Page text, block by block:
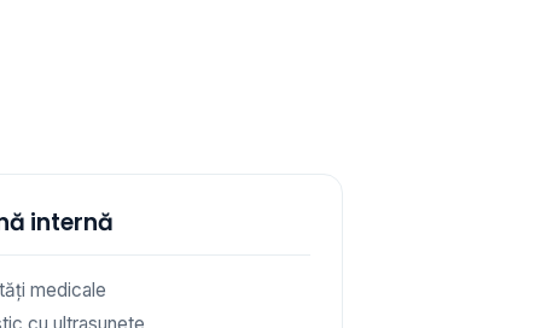
internă
medicale
cu ultrasunete